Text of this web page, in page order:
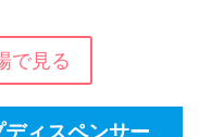
で見る
ィスペンサー